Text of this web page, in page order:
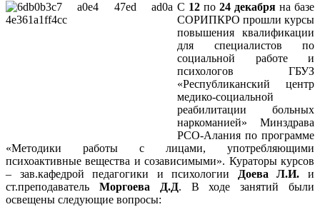
С 12 по 24 декабря на базе
СОРИПКРО прошли курсы
повышения квалификации
для специалистов по
социальной работе и
психологов ГБУЗ
«Республиканский центр
медико-социальной
реабилитации больных
наркоманией» Минздрава
РСО-Алания по программе
«Методики работы с лицами, употребляющими
психоактивные вещества и созависимыми». Кураторы курсов
– зав.кафедрой педагогики и психологии
Доева Л.И.и
ст.преподаватель Моргоева Д.Д. В ходе занятий были
освещены следующие вопросы: